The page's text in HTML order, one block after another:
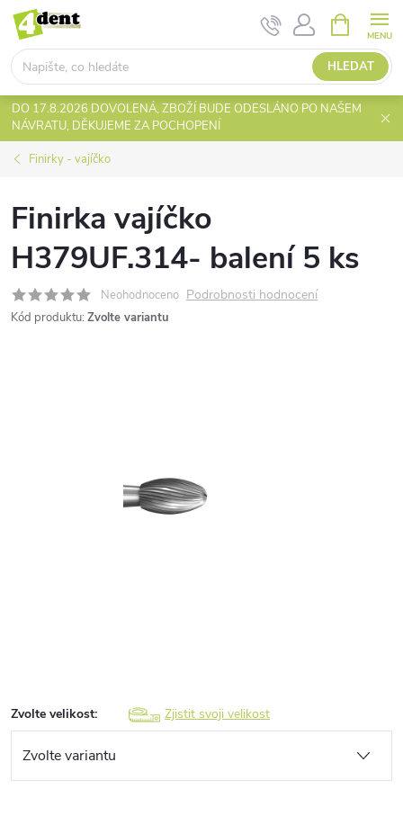
Přejít
obsah
HLEDAT
NÁKUPNÍ
KOŠÍK
DO 17.8.2026 DOVOLENÁ, ZBOŽÍ BUDE ODESLÁNO PO NAŠEM
NÁVRATU, DĚKUJEME ZA POCHOPENÍ
Finirky - vajíčko
Finirka vajíčko
H379UF.314- balení 5 ks
Neohodnoceno Podrobnosti hodnocení
Kód produktu: Zvolte variantu
Zvolte velikost: Zjistit svoji velikost